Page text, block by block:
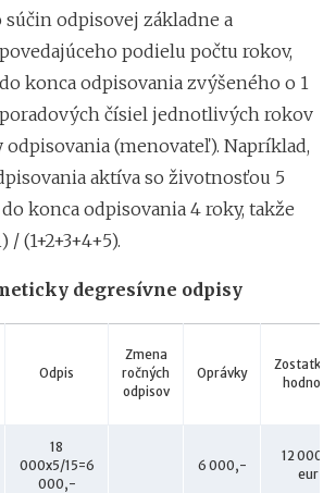
súčin odpisovej základne a
podielu počtu rokov,
konca odpisovania zvýšeného o 1
čísiel jednotlivých rokov
odpisovania (menovateľ). Napríklad,
aktíva so životnosťou 5
konca odpisovania 4 roky, takže
(1+2+3+4+5).
degresívne odpisy
Odpis
Zmena
ročných
odpisov
Oprávky
hodnota
18
000x5/15=6
000,-
6 000,-
12 000,-
eur